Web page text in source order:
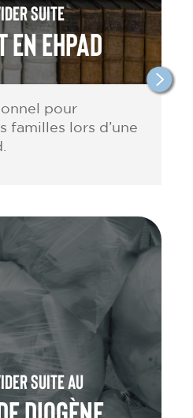
suite
Ehpad
pour
familles lors d’une
suite au